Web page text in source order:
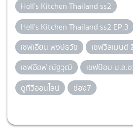
Hell’s Kitchen Thailand ss2
Hell’s Kitchen Thailand ss2 EP.3
เชฟเอียน พงษ์ธวัช
เชฟวิลเมนต์
เชฟอ๊อฟ ณัฐวุฒิ
เชฟป้อม ม.ล.
ดูทีวีออนไลน์
ช่อง7